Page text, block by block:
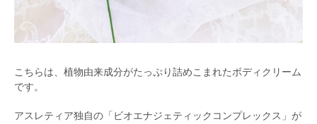
こちらは、植物由来成分がたっぷり詰めこまれたボディクリーム
です。
アスレティア独自の「ビオエナジェティックコンプレックス」が